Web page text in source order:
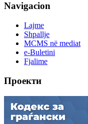
Navigacion
Lajme
Shpallje
MCMS në mediat
e-Buletini
Fjalime
Проекти